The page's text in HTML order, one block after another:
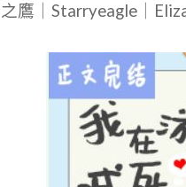
鷹｜Starryeagle｜